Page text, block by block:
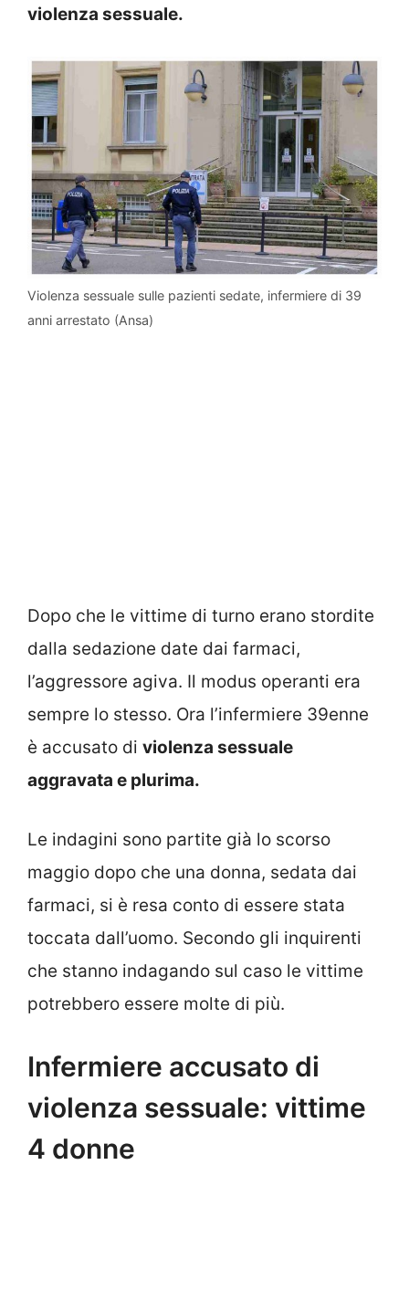
violenza sessuale.
Violenza sessuale sulle pazienti sedate, infermiere di 39
anni arrestato (Ansa)
Dopo che le vittime di turno erano stordite
dalla sedazione date dai farmaci,
l’aggressore agiva. Il modus operanti era
sempre lo stesso. Ora l’infermiere 39enne
è accusato di violenza sessuale
aggravata e plurima.
Le indagini sono partite già lo scorso
maggio dopo che una donna, sedata dai
farmaci, si è resa conto di essere stata
toccata dall’uomo. Secondo gli inquirenti
che stanno indagando sul caso le vittime
potrebbero essere molte di più.
Infermiere accusato di
violenza sessuale: vittime
4 donne